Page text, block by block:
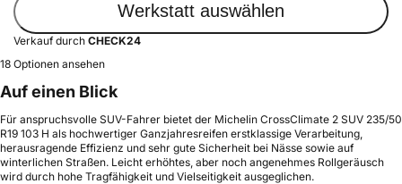
Werkstatt auswählen
Verkauf durch CHECK24
18 Optionen ansehen
Auf einen Blick
Für anspruchsvolle SUV-Fahrer bietet der Michelin CrossClimate 2 SUV 235/50
R19 103 H als hochwertiger Ganzjahresreifen erstklassige Verarbeitung,
herausragende Effizienz und sehr gute Sicherheit bei Nässe sowie auf
winterlichen Straßen. Leicht erhöhtes, aber noch angenehmes Rollgeräusch
wird durch hohe Tragfähigkeit und Vielseitigkeit ausgeglichen.